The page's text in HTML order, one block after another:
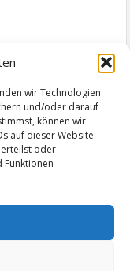
wir Technologien
und/oder darauf
können wir
auf dieser Website
oder
Funktionen